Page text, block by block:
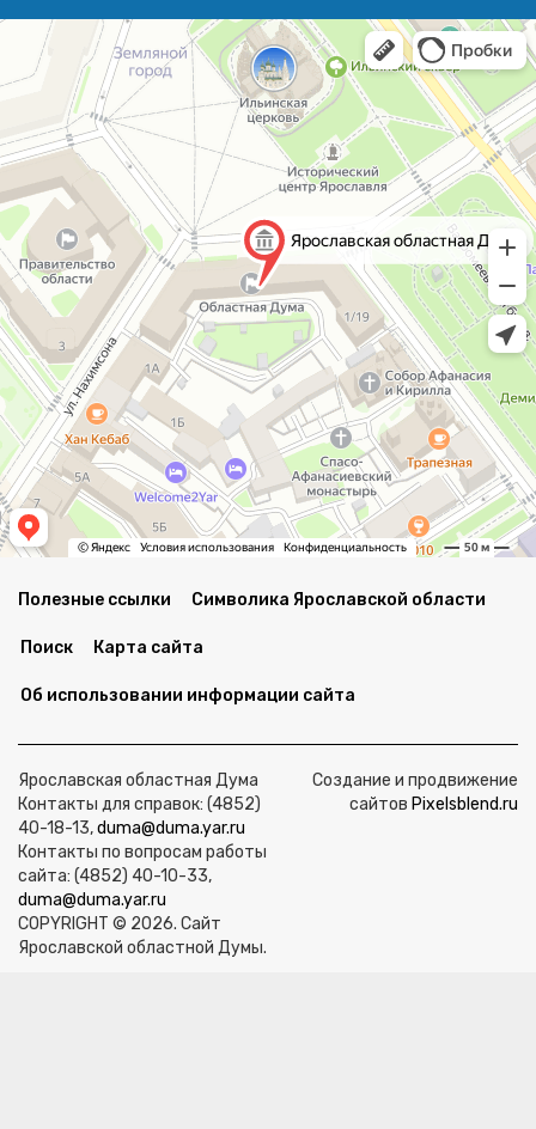
Полезные ссылки Символика Ярославской области
Поиск Карта сайта
Об использовании информации сайта
Ярославская областная Дума
Контакты для справок: (4852)
40-18-13,duma@duma.yar.ru
Контакты по вопросам работы
сайта: (4852) 40-10-33,
duma@duma.yar.ru
COPYRIGHT © 2026. Сайт
Ярославской областной Думы.
Создание и продвижение
сайтов Pixelsblend.ru